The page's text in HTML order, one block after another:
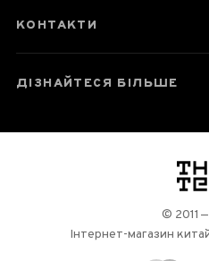
КОНТАКТИ
ДІЗНАЙТЕСЯ БІЛЬШЕ
©
Інтернет-магазин